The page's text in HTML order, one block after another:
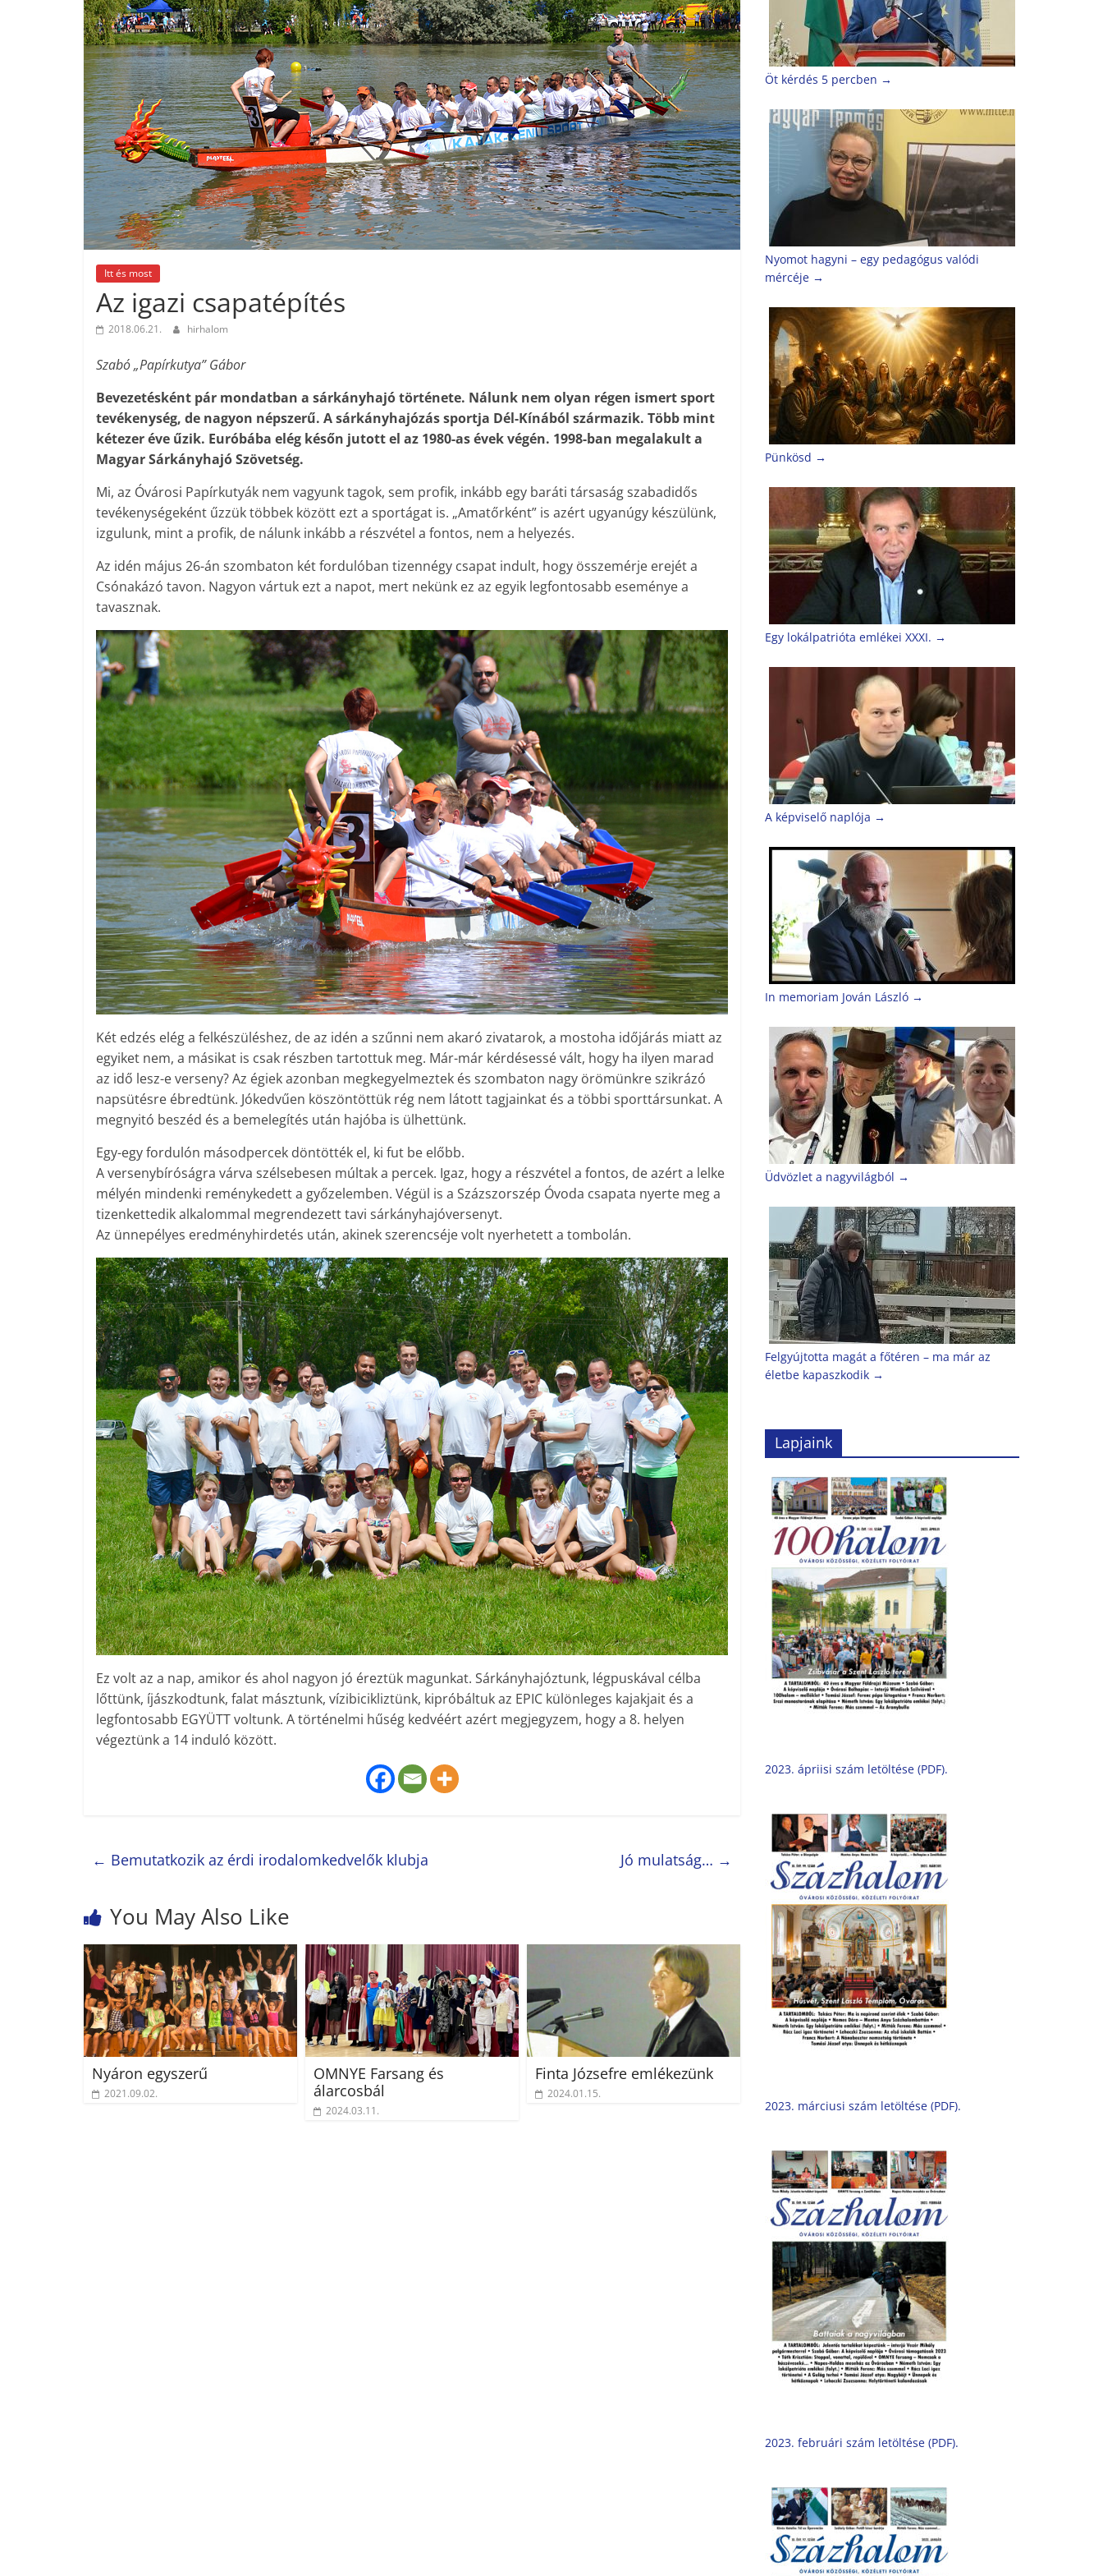
Itt és most
Az igazi csapatépítés
2018.06.21. hirhalom
Szabó „Papírkutya” Gábor
Bevezetésként pár mondatban a sárkányhajó története. Nálunk nem olyan régen ismert sport
tevékenység, de nagyon népszerű. A sárkányhajózás sportja Dél-Kínából származik. Több mint
kétezer éve űzik. Euróbába elég későn jutott el az 1980-as évek végén. 1998-ban megalakult a
Magyar Sárkányhajó Szövetség.
Mi, az Óvárosi Papírkutyák nem vagyunk tagok, sem profik, inkább egy baráti társaság szabadidős
tevékenységeként űzzük többek között ezt a sportágat is. „Amatőrként” is azért ugyanúgy készülünk,
izgulunk, mint a profik, de nálunk inkább a részvétel a fontos, nem a helyezés.
Az idén május 26-án szombaton két fordulóban tizennégy csapat indult, hogy összemérje erejét a
Csónakázó tavon. Nagyon vártuk ezt a napot, mert nekünk ez az egyik legfontosabb eseménye a
tavasznak.
Két edzés elég a felkészüléshez, de az idén a szűnni nem akaró zivatarok, a mostoha időjárás miatt az
egyiket nem, a másikat is csak részben tartottuk meg. Már-már kérdésessé vált, hogy ha ilyen marad
az idő lesz-e verseny? Az égiek azonban megkegyelmeztek és szombaton nagy örömünkre szikrázó
napsütésre ébredtünk. Jókedvűen köszöntöttük rég nem látott tagjainkat és a többi sporttársunkat. A
megnyitó beszéd és a bemelegítés után hajóba is ülhettünk.
Egy-egy fordulón másodpercek döntötték el, ki fut be előbb.
A versenybíróságra várva szélsebesen múltak a percek. Igaz, hogy a részvétel a fontos, de azért a lelke
mélyén mindenki reménykedett a győzelemben. Végül is a Százszorszép Óvoda csapata nyerte meg a
tizenkettedik alkalommal megrendezett tavi sárkányhajóversenyt.
Az ünnepélyes eredményhirdetés után, akinek szerencséje volt nyerhetett a tombolán.
Ez volt az a nap, amikor és ahol nagyon jó éreztük magunkat. Sárkányhajóztunk, légpuskával célba
lőttünk, íjászkodtunk, falat másztunk, vízibicikliztünk, kipróbáltuk az EPIC különleges kajakjait és a
legfontosabb EGYÜTT voltunk. A történelmi hűség kedvéért azért megjegyzem, hogy a 8. helyen
végeztünk a 14 induló között.
← Bemutatkozik az érdi irodalomkedvelők klubja Jó mulatság… →
You May Also Like
Nyáron egyszerű
2021.09.02.
OMNYE Farsang és
álarcosbál
2024.03.11.
Finta Józsefre emlékezünk
2024.01.15.
Öt kérdés 5 percben →
Nyomot hagyni – egy pedagógus valódi
mércéje →
Pünkösd →
Egy lokálpatrióta emlékei XXXI. →
A képviselő naplója →
In memoriam Jován László →
Üdvözlet a nagyvilágból →
Felgyújtotta magát a főtéren – ma már az
életbe kapaszkodik →
Lapjaink
2023. ápriisi szám letöltése (PDF).
2023. márciusi szám letöltése (PDF).
2023. februári szám letöltése (PDF).